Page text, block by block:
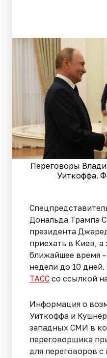
Переговоры
Уиткоффа.
Дональда Трампа
президента
приехать в Киев,
ближайшее время
недели до 10
ТАСС со ссылкой
Информация о
Уиткоффа и
западных СМИ в
переговорщика
для переговоров